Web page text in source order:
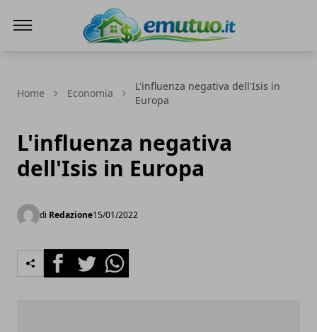
Home Economia
L'influenza negativa dell'Isis in
Europa
L'influenza negativa
dell'Isis in Europa
di Redazione15/01/2022
FacebookTwitterWhatsapp